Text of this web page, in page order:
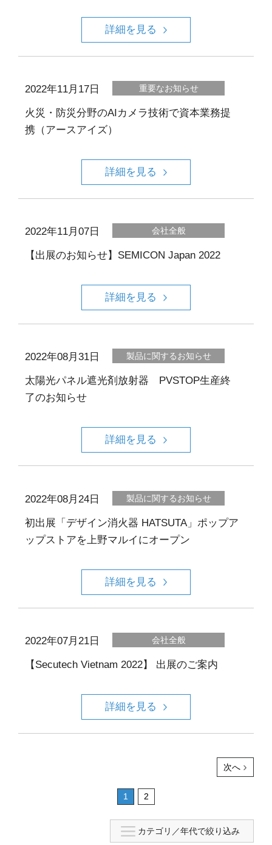
詳細を見る
2022年11月17日 重要なお知らせ
火災・防災分野のAIカメラ技術で資本業務提
携（アースアイズ）
詳細を見る
2022年11月07日 会社全般
【出展のお知らせ】SEMICON Japan 2022
詳細を見る
2022年08月31日 製品に関するお知らせ
太陽光パネル遮光剤放射器 PVSTOP生産終
了のお知らせ
詳細を見る
2022年08月24日 製品に関するお知らせ
初出展「デザイン消火器 HATSUTA」ポップア
ップストアを上野マルイにオープン
詳細を見る
2022年07月21日 会社全般
【Secutech Vietnam 2022】 出展のご案内
詳細を見る
1 2
次へ